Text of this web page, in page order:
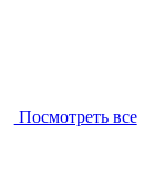
Посмотреть все